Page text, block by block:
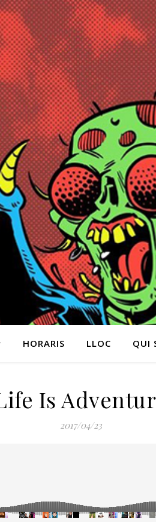
HORARIS LLOC QUI
Is
2017/04/23